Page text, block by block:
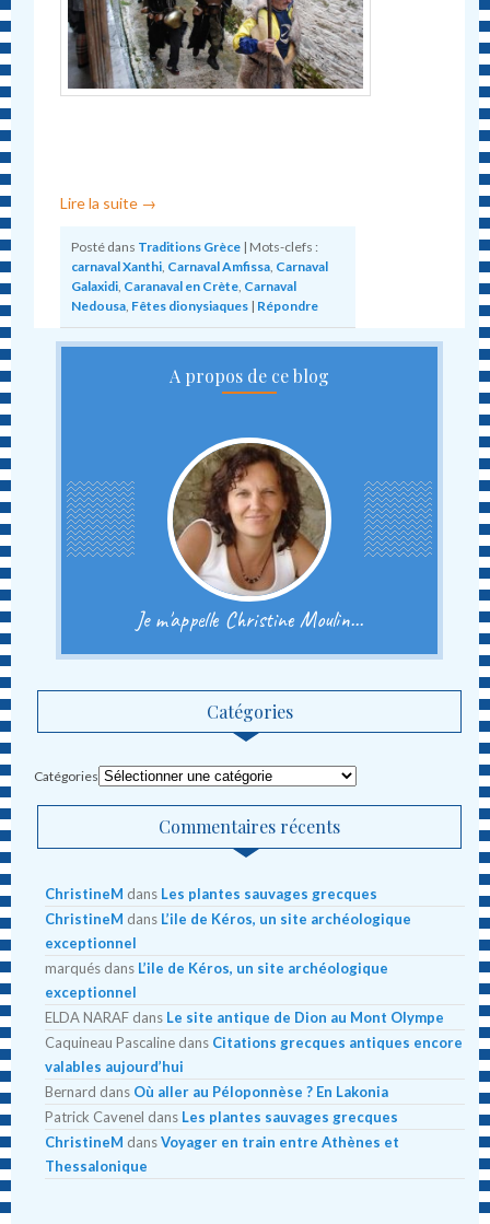
Lire la suite →
Posté dans Traditions Grèce | Mots-clefs :
carnaval Xanthi Carnaval Amfissa Carnaval
Galaxidi Caranaval en Crète Carnaval
Nedousa Fêtes dionysiaques | Répondre
A propos de ce blog
Je m'appelle Christine Moulin...
Catégories
Catégories
Commentaires récents
ChristineM dans Les plantes sauvages grecques
ChristineM dans L’ile de Kéros, un site archéologique
exceptionnel
marqués dans L’ile de Kéros, un site archéologique
exceptionnel
ELDA NARAF dans Le site antique de Dion au Mont Olympe
Caquineau Pascaline dans Citations grecques antiques encore
valables aujourd’hui
Bernard dans Où aller au Péloponnèse ? En Lakonia
Patrick Cavenel dans Les plantes sauvages grecques
ChristineM dansVoyager en train entre Athènes et
Thessalonique